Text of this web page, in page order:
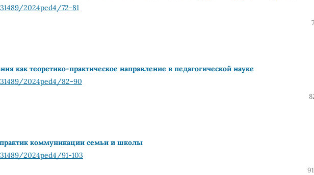
2024ped4/72-81
как теоретико-практическое направление в педагогической науке
2024ped4/82-90
коммуникации семьи и школы
2024ped4/91-103